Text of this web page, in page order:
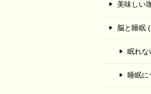
美味しい
脳と睡眠
眠れな
睡眠に